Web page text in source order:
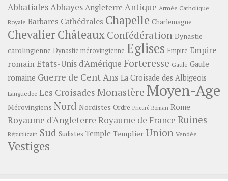
AbbatialesAbbayes Angleterre Antique Armée Catholique
Royale Barbares Cathédrales Chapelle Charlemagne
ChevalierChâteauxConfédération Dynastie
carolingienne Dynastie mérovingienne Eglises Empire Empire
romainEtats-Unis d'Amérique Forteresse Gaule Gaule
romaine Guerre de Cent Ans La Croisade des Albigeois
Languedoc Les Croisades Monastère Moyen-Age
Mérovingiens Nord Nordistes Ordre Prieuré Roman Rome
Royaume d'Angleterre Royaume de France Ruines
Républicain Sud Sudistes Temple Templier Union Vendée
Vestiges